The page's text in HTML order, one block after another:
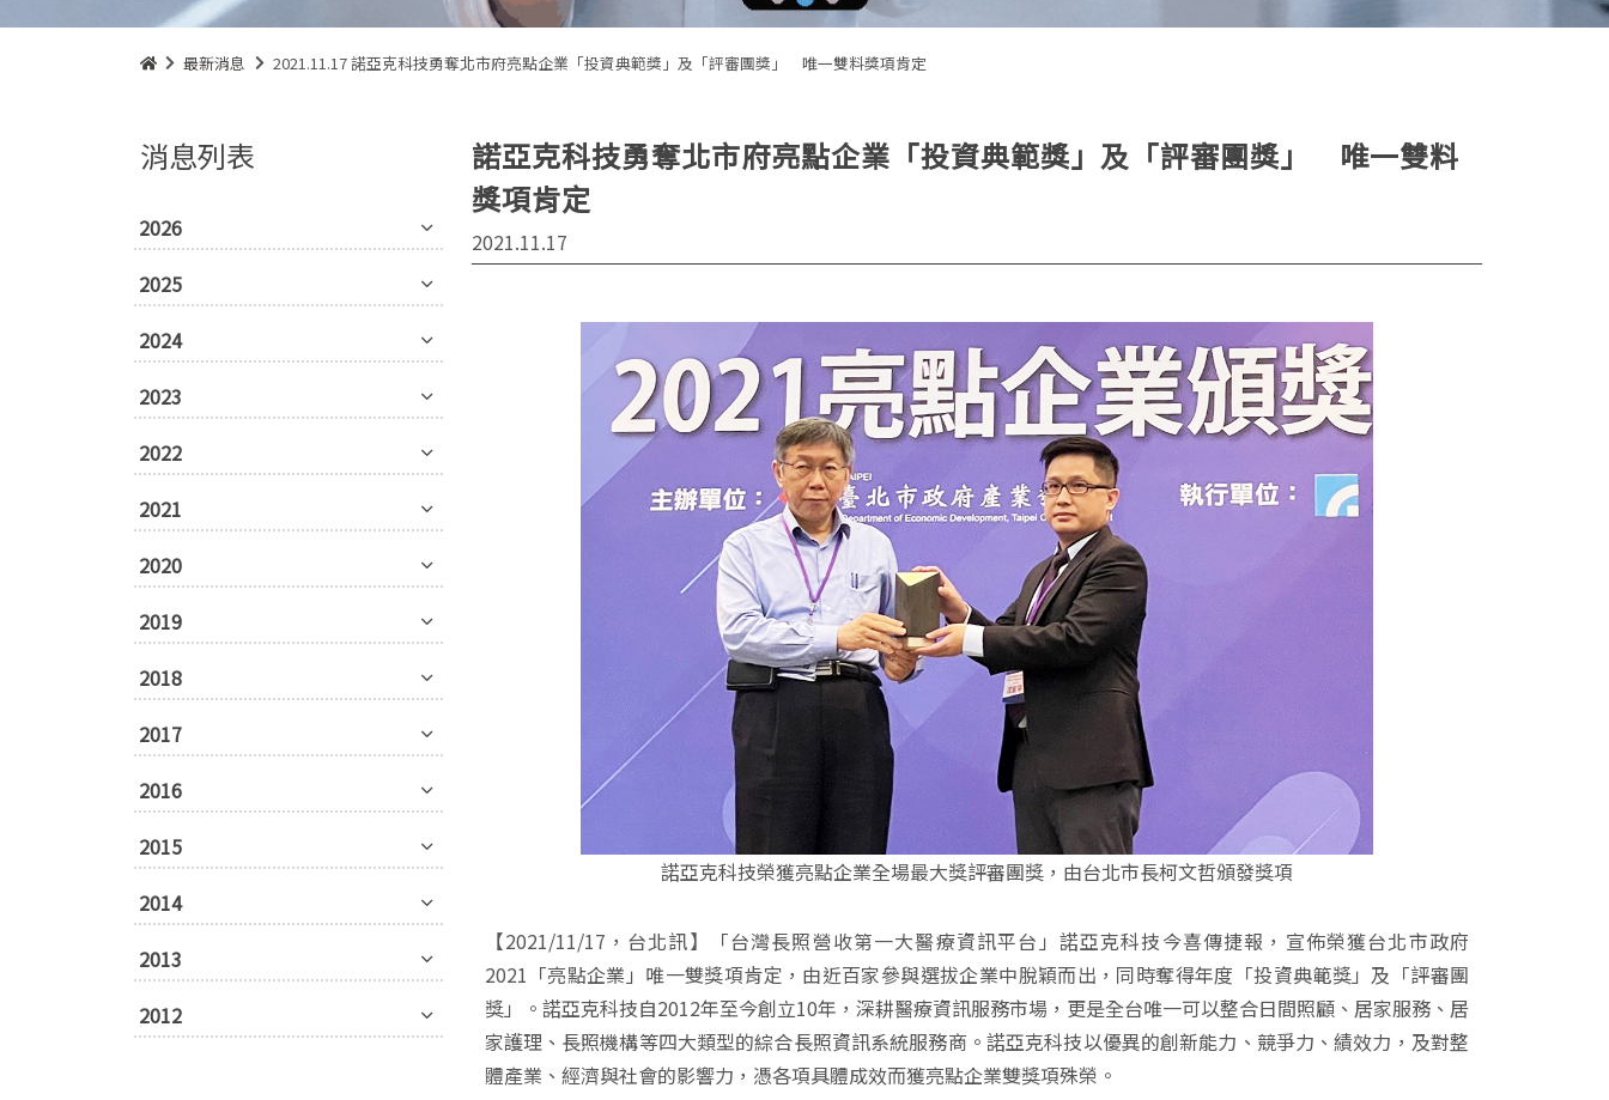
最新消息 2021.11.17 諾亞克科技勇奪北市府亮點企業「投資典範獎」及「評審團獎」 唯一雙料獎項肯定
諾亞克科技勇奪北市府亮點企業「投資典範獎」及「評審團獎」 唯一雙料
獎項肯定
2021.11.17
諾亞克科技榮獲亮點企業全場最大獎評審團獎，由台北市長柯文哲頒發獎項
【2021/11/17，台北訊】「台灣長照營收第一大醫療資訊平台」諾亞克科技今喜傳捷報，宣佈榮獲台北市政府
2021「亮點企業」唯一雙獎項肯定，由近百家參與選拔企業中脫穎而出，同時奪得年度「投資典範獎」及「評審團
獎」。諾亞克科技自2012年至今創立10年，深耕醫療資訊服務市場，更是全台唯一可以整合日間照顧、居家服務、居
家護理、長照機構等四大類型的綜合長照資訊系統服務商。諾亞克科技以優異的創新能力、競爭力、績效力，及對整
體產業、經濟與社會的影響力，憑各項具體成效而獲亮點企業雙獎項殊榮。
消息列表
2026
2025
2024
2023
2022
2021
2020
2019
2018
2017
2016
2015
2014
2013
2012